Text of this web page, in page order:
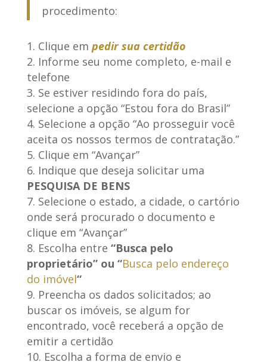
procedimento:
Clique em pedir sua certidão
Informe seu nome completo, e-mail e
telefone
Se estiver residindo fora do país,
selecione a opção “Estou fora do Brasil”
Selecione a opção “Ao prosseguir você
aceita os nossos termos de contratação.”
Clique em “Avançar”
Indique que deseja solicitar uma
PESQUISA DE BENS
Selecione o estado, a cidade, o cartório
onde será procurado o documento e
clique em “Avançar”
Escolha entre “Busca pelo
proprietário” ou “Busca pelo endereço
do imóvel“
Preencha os dados solicitados; ao
buscar os imóveis, se algum for
encontrado, você receberá a opção de
emitir a certidão
Escolha a forma de envio e